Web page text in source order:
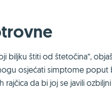
biljku štiti od štetočina“,
osjećati simptome poput
da bi joj se javili